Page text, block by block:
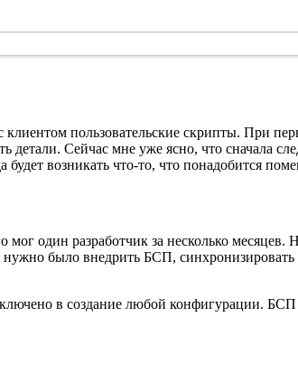
клиентом пользовательские скрипты. При
детали. Сейчас мне уже ясно, что сначала
возникать что-то, что понадобится
один разработчик за несколько
нужно было внедрить БСП,
в создание любой конфигурации.